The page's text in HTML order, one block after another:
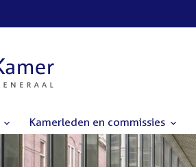
Kamerleden en commissies